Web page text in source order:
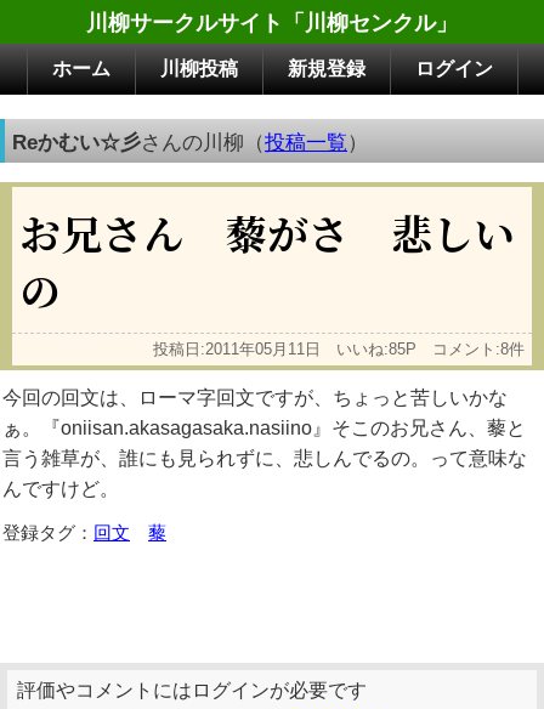
川柳サークルサイト「川柳センクル」
ホーム 川柳投稿 新規登録 ログイン
Reかむい☆彡さんの川柳（投稿一覧）
お兄さん 藜がさ 悲しい
の
投稿日:2011年05月11日 いいね:85P コメント:8件
今回の回文は、ローマ字回文ですが、ちょっと苦しいかな
ぁ。『oniisan.akasagasaka.nasiino』そこのお兄さん、藜と
言う雑草が、誰にも見られずに、悲しんでるの。って意味な
んですけど。
登録タグ： 回文 藜
評価やコメントにはログインが必要です